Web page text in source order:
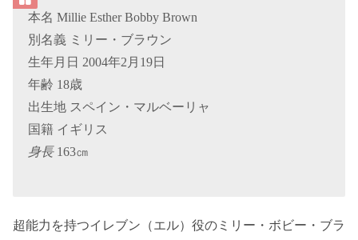
本名 Millie Esther Bobby Brown
別名義 ミリー・ブラウン
生年月日 2004年2月19日
年齢 18歳
出生地 スペイン・マルベーリャ
国籍 イギリス
身長 163㎝
超能力を持つイレブン（エル）役のミリー・ボビー・ブラ